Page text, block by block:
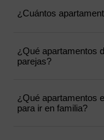
¿Cuántos
¿Qué apartamentos
parejas?
¿Qué apartamentos
para ir en familia?